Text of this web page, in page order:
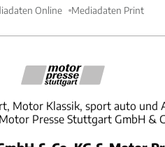
Online Mediadaten Print
Motor Klassik, sport auto und
Presse Stuttgart GmbH &